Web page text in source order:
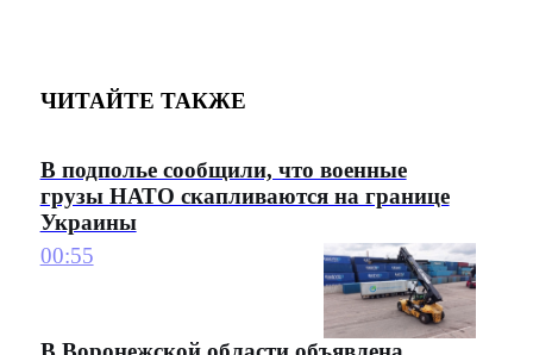
ЧИТАЙТЕ ТАКЖЕ
В подполье сообщили, что военные
грузы НАТО скапливаются на границе
Украины
00:55